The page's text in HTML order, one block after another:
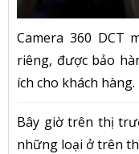
Camera 360 DCT
riêng, được bảo
ích cho khách hàng.
Bây giờ trên thị
những loại ở trên